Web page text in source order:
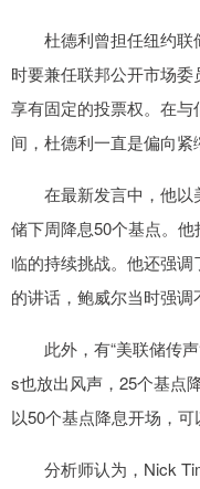
杜德利曾担任纽约联
时要兼任联邦公开市场
享有固定的投票权。在
间，杜德利一直是偏向紧
在最新发言中，他以
储下周降息50个基点。
临的持续挑战。他还强
的讲话，鲍威尔当时强调
此外，有“美联储传声
s也放出风声，25个基点
以50个基点降息开场，可
分析师认为，Nick